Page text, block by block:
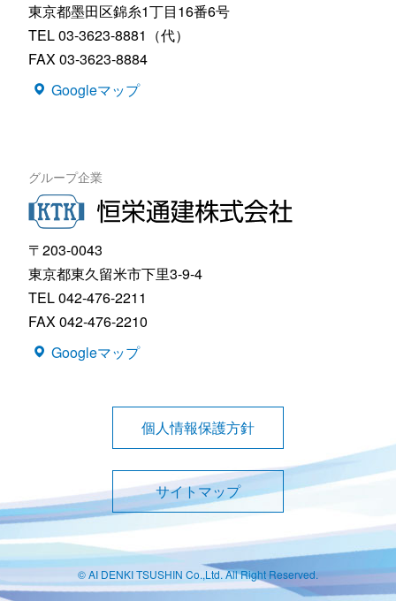
東京都墨田区錦糸1丁目16番6号
TEL 03-3623-8881（代）
FAX 03-3623-8884
Googleマップ
グループ企業
〒203-0043
東京都東久留米市下里3-9-4
TEL 042-476-2211
FAX 042-476-2210
Googleマップ
個人情報保護方針
サイトマップ
© AI DENKI TSUSHIN Co.,Ltd. All Right Reserved.